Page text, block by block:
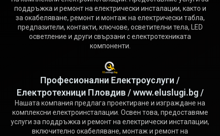
поддръжка и ремонт на електрически инсталации, както и
за окабеляване, ремонт и монтаж на електрически табла,
предпазители, контакти, ключове, осветителни тела, LED
осветление и други свързани с електротехниката
компоненти.
Професионални Електроуслуги /
Електротехници Пловдив / www.eluslugi.bg /
Нашата компания предлага проектиране и изграждане на
комплексни електроинсталации. Освен това, предоставяме
услуги за поддръжка и ремонт на електрически инсталации,
включително окабеляване, монтаж и ремонт на